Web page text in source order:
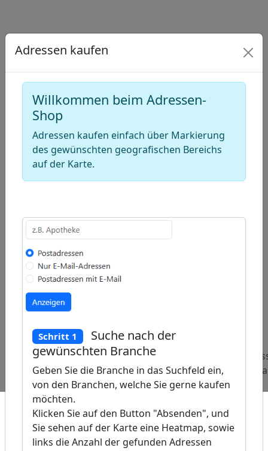
Beliebte
Abfragen:
Adressen
Bodenleger
Adressen
Familienberatungen
Adressen kaufen
Willkommen beim Adressen-
Shop
Adressen kaufen einfach über Markierung
des gewünschten geografischen Bereichs
auf der Karte.
Schritt 1
Suche nach der
gewünschten Branche
Geben Sie die Branche in das Suchfeld ein,
von den Branchen, welche Sie gerne kaufen
möchten.
Klicken Sie auf den Button "Absenden", und
Sie sehen auf der Karte eine Heatmap, sowie
links die Anzahl der gefunden Adressen